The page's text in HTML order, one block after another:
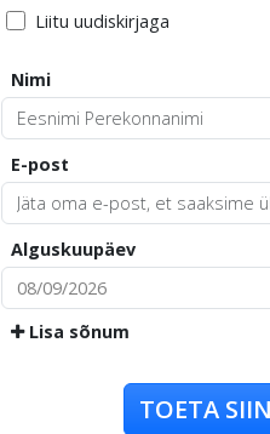
Liitu uudiskirjaga
Nimi
E-post
Alguskuupäev
Lisa sõnum
TOETA SIIN